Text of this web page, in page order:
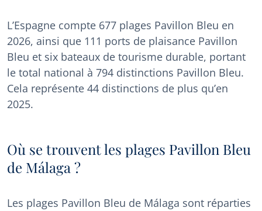
L’Espagne compte 677 plages Pavillon Bleu en
2026, ainsi que 111 ports de plaisance Pavillon
Bleu et six bateaux de tourisme durable, portant
le total national à 794 distinctions Pavillon Bleu.
Cela représente 44 distinctions de plus qu’en
2025.
Où se trouvent les plages Pavillon Bleu
de Málaga ?
Les plages Pavillon Bleu de Málaga sont réparties